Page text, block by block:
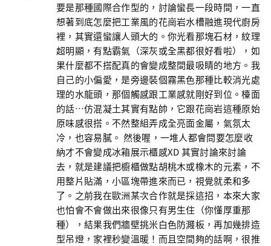
要是那種國際合作型的，討論蠻長一段時間，一直
想著到底怎麼把工業風的花崗岩水槽融進現代廚房
裡，其實還蠻讓人頭大的。你光看那塊石材，紋理
超明顯，有點霸氣（深灰或全黑都很好看啦），如
果什麼都不搭配真的會變成整間最吸睛的地方。我
自己的小偏愛，是旁邊裝個霧黑色那種比較消光處
理的水龍頭，那個觸感跟工業感就剛好到位。檯面
的話…仿混凝土其實有點帥，它跟花崗岩這種原始
原味感很搭。不然整組弄成全亮面金屬，氣氛太
冷，也容易膩。 然後喔，一堆人都會問要怎麼收
納才不會變成冰箱展示櫃感XD 其實討論來討論
去，就是建議把櫥櫃做點胡桃木或橡木的元素，不
用整片貼滿，小區塊帶進來而已，視覺就柔和多
了。之前我在歐洲某次合作就是採這招，本來大家
也怕會不會做出來很像只有男生住（你懂厚重那
種），結果我們牆壁挑米白色防濺板，再加幾排造
型吊燈，家裡秒變溫暖！而且空間夠的話啊，很推